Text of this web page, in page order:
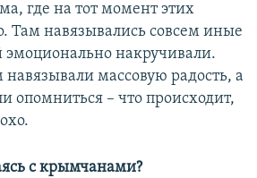
где на тот момент этих
Там навязывались совсем иные
накручивали.
навязывали массовую радость, а
опомниться – что происходит,
с крымчанами?